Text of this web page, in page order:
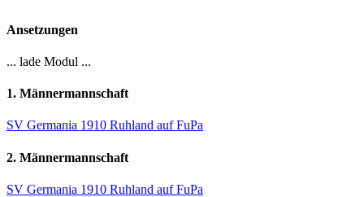
Ansetzungen
... lade Modul ...
1. Männermannschaft
SV Germania 1910 Ruhland auf FuPa
2. Männermannschaft
SV Germania 1910 Ruhland auf FuPa